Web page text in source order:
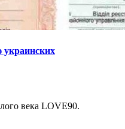
украинских
века LOVE90.